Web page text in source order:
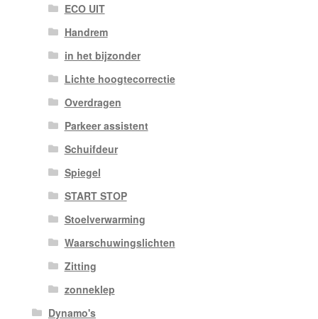
ECO UIT
Handrem
in het bijzonder
Lichte hoogtecorrectie
Overdragen
Parkeer assistent
Schuifdeur
Spiegel
START STOP
Stoelverwarming
Waarschuwingslichten
Zitting
zonneklep
Dynamo's